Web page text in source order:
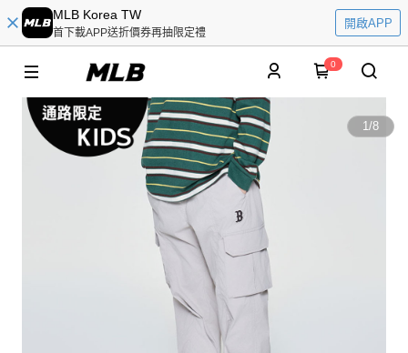
MLB Korea TW
首下載APP送折價券再抽限定禮
開啟APP
0
1/8